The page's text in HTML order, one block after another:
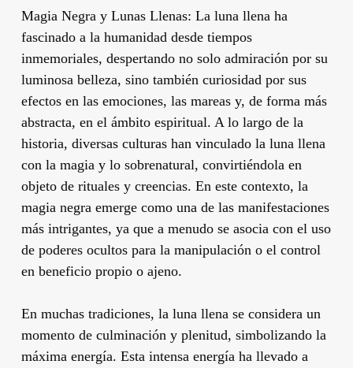
Magia Negra y Lunas Llenas: La luna llena ha
fascinado a la humanidad desde tiempos
inmemoriales, despertando no solo admiración por su
luminosa belleza, sino también curiosidad por sus
efectos en las emociones, las mareas y, de forma más
abstracta, en el ámbito espiritual. A lo largo de la
historia, diversas culturas han vinculado la luna llena
con la magia y lo sobrenatural, convirtiéndola en
objeto de rituales y creencias. En este contexto, la
magia negra emerge como una de las manifestaciones
más intrigantes, ya que a menudo se asocia con el uso
de poderes ocultos para la manipulación o el control
en beneficio propio o ajeno.
En muchas tradiciones, la luna llena se considera un
momento de culminación y plenitud, simbolizando la
máxima energía. Esta intensa energía ha llevado a